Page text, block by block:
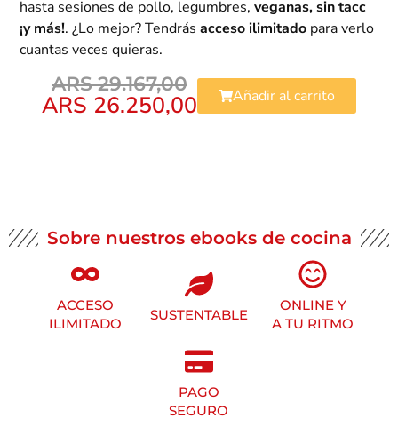
hasta sesiones de pollo, legumbres,veganas, sin tacc
¡y más!. ¿Lo mejor? Tendrásacceso ilimitado para verlo
cuantas veces quieras.
ARS29.167,00
ARS 26.250,00 Añadir al carrito
Sobre nuestros ebooks de cocina
ACCESO
ILIMITADO
SUSTENTABLE
ONLINE Y
A TU RITMO
PAGO
SEGURO